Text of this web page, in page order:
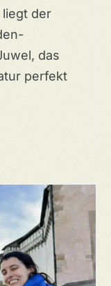
liegt der
das
perfekt